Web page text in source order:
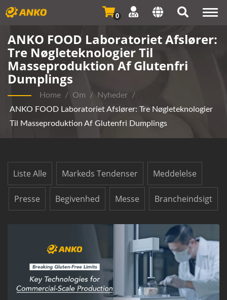
0
ANKO FOOD Laboratoriet Afslører:
Tre Nøgleteknologier Til
Masseproduktion Af Glutenfri
Dumplings
Home / Om / Nyheder /
ANKO FOOD Laboratoriet Afslører: Tre Nøgleteknologier
Til Masseproduktion Af Glutenfri Dumplings
Liste Alle Markeds Tendenser Meddelelse
Presse Begivenhed Messe Brancheindsigt